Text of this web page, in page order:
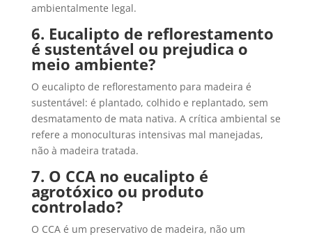
ambientalmente legal.
6. Eucalipto de reflorestamento
é sustentável ou prejudica o
meio ambiente?
O eucalipto de reflorestamento para madeira é
sustentável: é plantado, colhido e replantado, sem
desmatamento de mata nativa. A crítica ambiental se
refere a monoculturas intensivas mal manejadas,
não à madeira tratada.
7. O CCA no eucalipto é
agrotóxico ou produto
controlado?
O CCA é um preservativo de madeira, não um